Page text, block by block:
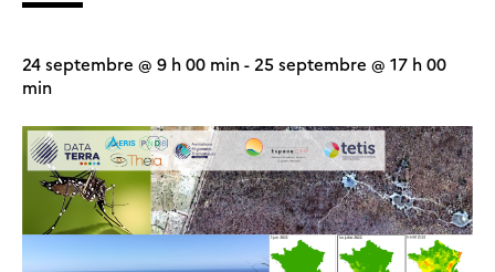
24 septembre @ 9 h 00 min- 25 septembre @ 17 h 00
min